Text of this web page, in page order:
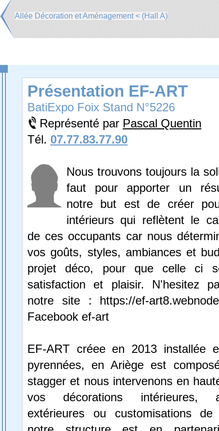
Allée Décoration et Aménagement < (Hall A)
Présentation EF-ART
BatiExpo Foix Stand N°5226
Représenté par Pascal Quentin
Tél. 07.77.83.77.90
Nous trouvons toujours la
faut pour apporter un
notre but est de créer
intérieurs qui reflètent le
de ces occupants car nous
vos goûts, styles, ambiances et
projet déco, pour que celle ci
satisfaction et plaisir. N'hesitez
notre site : https://ef-
Facebook ef-art
EF-ART créee en 2013 installée
pyrennées, en Ariège est
stagger et nous intervenons en
vos décorations intérieures,
extérieures ou customisations